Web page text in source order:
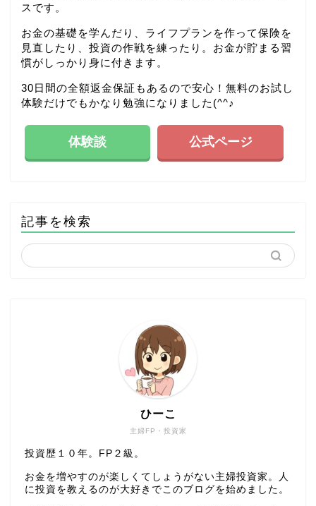
スです。
お金の基礎を学んだり、ライフプランを作って保険を
見直したり、投資の作戦を練ったり。お金が貯まる習
慣がしっかり身に付きます。
30日間の全額返金保証もあるので安心！無料のお試し
体験だけでもかなり勉強になりました(^^♪
体験談 公式ページ
記事を検索
主婦FP・投資家
ひーこ
投資歴１０年。FP２級。
お金を増やすのが楽しくてしょうがない主婦投資家。人
に投資を教えるのが大好きでこのブログを始めました。